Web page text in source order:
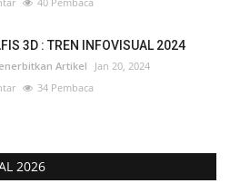
3D : TREN INFOVISUAL 2024
Artikel
Jan 20, 2024
34 Pembaca
2026